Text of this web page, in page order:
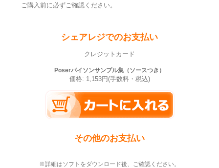
ご購入前に必ずご確認ください。
シェアレジでのお支払い
クレジットカード
Poserパイソンサンプル集（ソースつき）
価格: 1,153円(手数料・税込)
その他のお支払い
※詳細はソフトをダウンロード後、ご確認ください。